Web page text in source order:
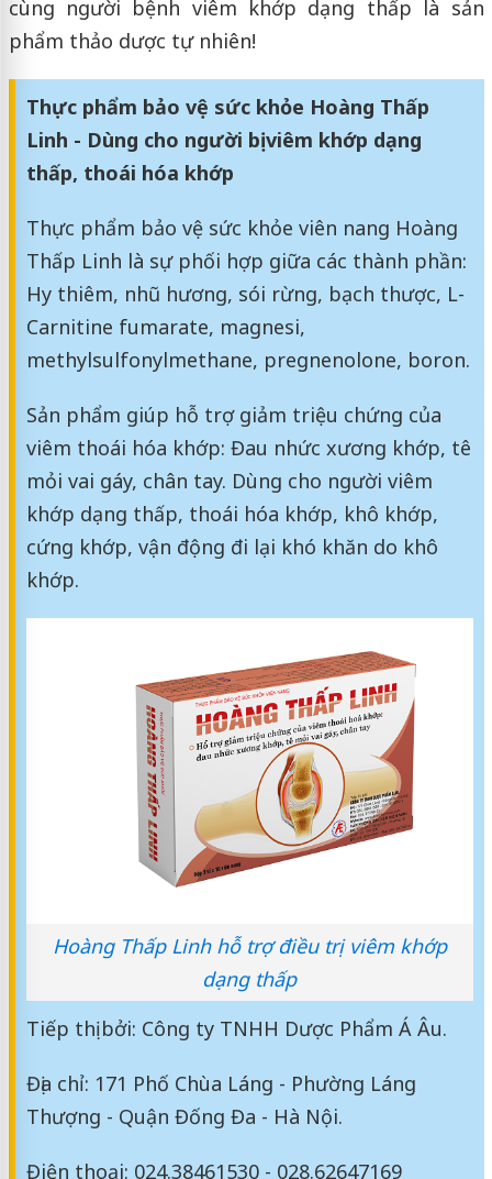
cùng người bệnh viêm khớp dạng thấp là sản
phẩm thảo dược tự nhiên!
Thực phẩm bảo vệ sức khỏe Hoàng Thấp
Linh - Dùng cho người bị viêm khớp dạng
thấp, thoái hóa khớp
Thực phẩm bảo vệ sức khỏe viên nang Hoàng
Thấp Linh là sự phối hợp giữa các thành phần:
Hy thiêm, nhũ hương, sói rừng, bạch thược, L-
Carnitine fumarate, magnesi,
methylsulfonylmethane, pregnenolone, boron.
Sản phẩm giúp hỗ trợ giảm triệu chứng của
viêm thoái hóa khớp: Đau nhức xương khớp, tê
mỏi vai gáy, chân tay. Dùng cho người viêm
khớp dạng thấp, thoái hóa khớp, khô khớp,
cứng khớp, vận động đi lại khó khăn do khô
khớp.
Hoàng Thấp Linh hỗ trợ điều trị viêm khớp
dạng thấp
Tiếp thị bởi: Công ty TNHH Dược Phẩm Á Âu.
Địa chỉ: 171 Phố Chùa Láng - Phường Láng
Thượng - Quận Đống Đa - Hà Nội.
Điện thoại: 024.38461530 - 028.62647169